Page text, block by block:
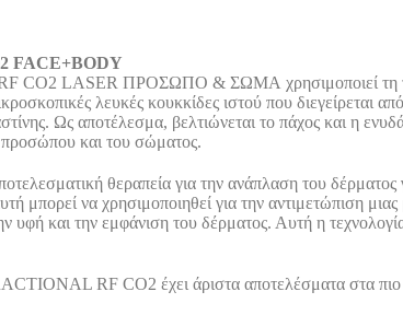
FACE+BODY
CO2 LASER ΠΡΟΣΩΠΟ & ΣΩΜΑ χρησιμοποιεί τη
λευκές κουκκίδες ιστού που
Ως αποτέλεσμα, βελτιώνεται το πάχος και η
και του σώματος.
θεραπεία για την ανάπλαση του
μπορεί να χρησιμοποιηθεί για την αντιμετώπιση
υφή και την εμφάνιση του δέρματος. Αυτή η
RF CO2 έχει άριστα αποτελέσματα στα